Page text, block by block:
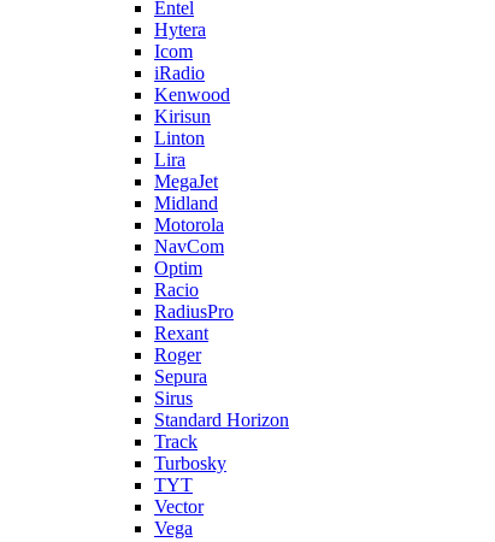
Entel
Hytera
Icom
iRadio
Kenwood
Kirisun
Linton
Lira
MegaJet
Midland
Motorola
NavCom
Optim
Racio
RadiusPro
Rexant
Roger
Sepura
Sirus
Standard Horizon
Track
Turbosky
TYT
Vector
Vega